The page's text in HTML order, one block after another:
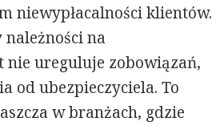
niewypłacalności klientów.
na
nie ureguluje zobowiązań,
od ubezpieczyciela. To
w branżach, gdzie